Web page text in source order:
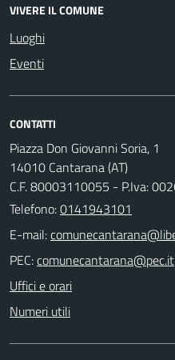
VIVERE IL COMUNE
Luoghi
Eventi
CONTATTI
Piazza Don Giovanni Soria, 1
14010 Cantarana (AT)
C.F. 80003110055 - P.Iva:
Telefono:0141943101
E-mail:
PEC:
Uffici e orari
Numeri utili